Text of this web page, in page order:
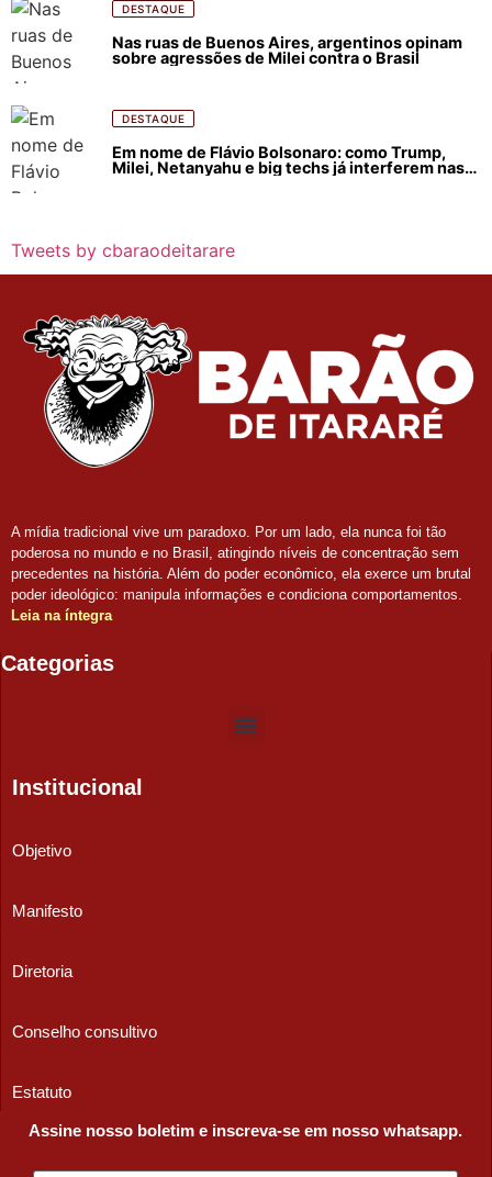
DESTAQUE
Nas ruas de Buenos Aires, argentinos opinam
sobre agressões de Milei contra o Brasil
DESTAQUE
Em nome de Flávio Bolsonaro: como Trump,
Milei, Netanyahu e big techs já interferem nas
Tweets by cbaraodeitarare
A mídia tradicional vive um paradoxo. Por um lado, ela nunca foi tão
poderosa no mundo e no Brasil, atingindo níveis de concentração sem
precedentes na história. Além do poder econômico, ela exerce um brutal
poder ideológico: manipula informações e condiciona comportamentos.
Leia na íntegra
Categorias
Institucional
Objetivo
Manifesto
Diretoria
Conselho consultivo
Estatuto
Assine nosso boletim e inscreva-se em nosso whatsapp.